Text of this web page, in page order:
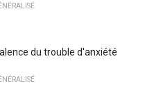
du trouble d'anxiété